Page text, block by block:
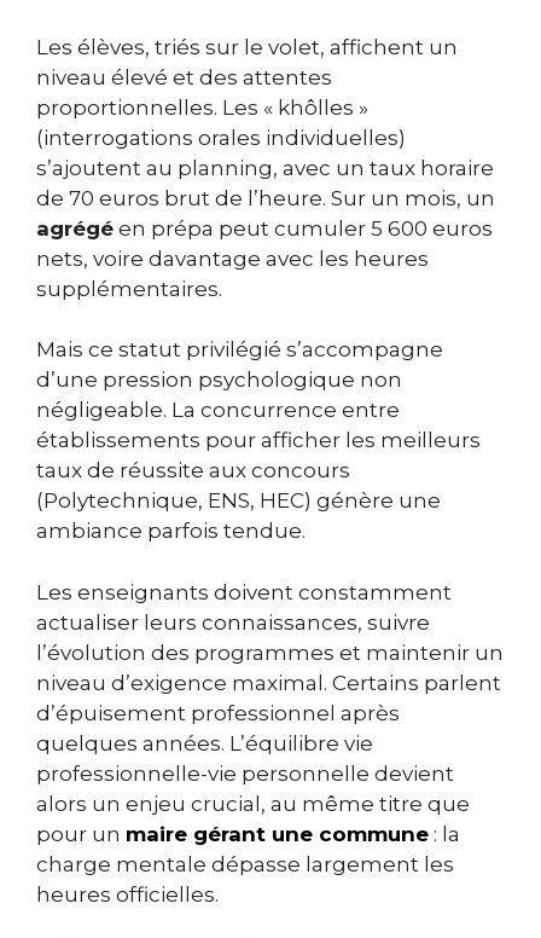
Les élèves, triés sur le volet, affichent un
niveau élevé et des attentes
proportionnelles. Les « khôlles »
(interrogations orales individuelles)
s’ajoutent au planning, avec un taux horaire
de 70 euros brut de l’heure. Sur un mois, un
agrégé en prépa peut cumuler 5 600 euros
nets, voire davantage avec les heures
supplémentaires.
Mais ce statut privilégié s’accompagne
d’une pression psychologique non
négligeable. La concurrence entre
établissements pour afficher les meilleurs
taux de réussite aux concours
(Polytechnique, ENS, HEC) génère une
ambiance parfois tendue.
Les enseignants doivent constamment
actualiser leurs connaissances, suivre
l’évolution des programmes et maintenir un
niveau d’exigence maximal. Certains parlent
d’épuisement professionnel après
quelques années. L’équilibre vie
professionnelle-vie personnelle devient
alors un enjeu crucial, au même titre que
pour un maire gérant une commune : la
charge mentale dépasse largement les
heures officielles.